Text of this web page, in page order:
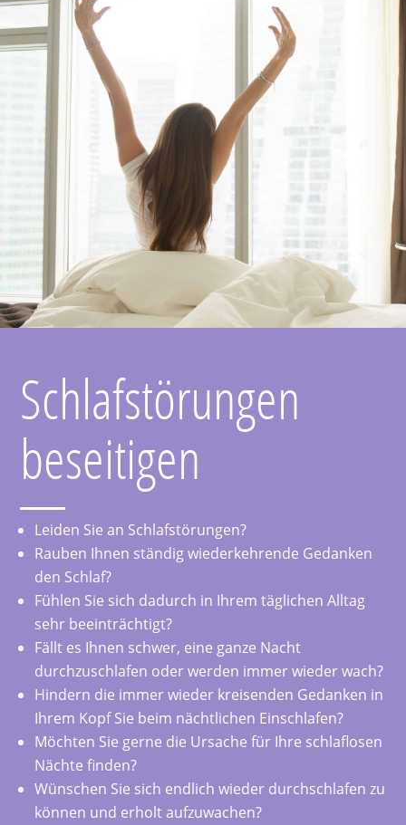
Schlafstörungen
beseitigen
Leiden Sie an Schlafstörungen?
Rauben Ihnen ständig wiederkehrende Gedanken
den Schlaf?
Fühlen Sie sich dadurch in Ihrem täglichen Alltag
sehr beeinträchtigt?
Fällt es Ihnen schwer, eine ganze Nacht
durchzuschlafen oder werden immer wieder wach?
Hindern die immer wieder kreisenden Gedanken in
Ihrem Kopf Sie beim nächtlichen Einschlafen?
Möchten Sie gerne die Ursache für Ihre schlaflosen
Nächte finden?
Wünschen Sie sich endlich wieder durchschlafen zu
können und erholt aufzuwachen?